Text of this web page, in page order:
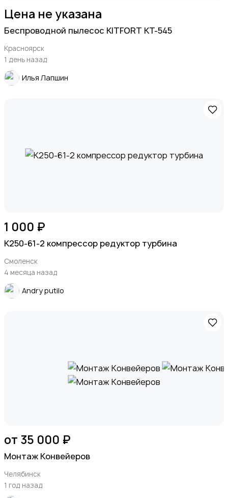
Цена не указана
Беспроводной пылесос KITFORT KT-545
Красноярск
1 день назад
Илья Лапшин
1 000 ₽
К250-61-2 компрессор редуктор турбина
Смоленск
4 месяца назад
Andry putilo
от 35 000 ₽
Монтаж Конвейеров
Челябинск
1 год назад